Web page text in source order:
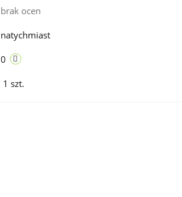
brak ocen
natychmiast
0
1 szt.